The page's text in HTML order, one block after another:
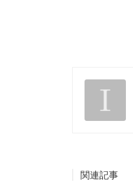
関連記事